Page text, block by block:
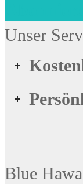
Unser
Blue